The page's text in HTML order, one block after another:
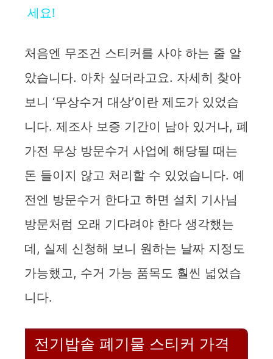
y
V
i
d
e
o
세요!
처음엔 무조건 스티커를 사야 하는 줄 알
았습니다. 아차 싶더라고요. 자세히 찾아
보니 ‘무상수거 대상’이란 제도가 있었습
니다. 제조사 보증 기간이 남아 있거나, 폐
가전 무상 방문수거 사업에 해당될 때는
돈 들이지 않고 처리할 수 있었습니다. 예
전엔 방문수거 한다고 하면 설치 기사님
방문처럼 오래 기다려야 한다 생각했는
데, 실제 신청해 보니 원하는 날짜 지정도
가능했고, 수거 가능 품목도 훨씬 넓었습
니다.
전기밥솥 폐기물 스티커 가격